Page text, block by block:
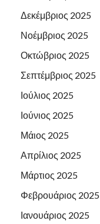
Δεκέμβριος 2025
Νοέμβριος 2025
Οκτώβριος 2025
Σεπτέμβριος 2025
Ιούλιος 2025
Ιούνιος 2025
Μάιος 2025
Απρίλιος 2025
Μάρτιος 2025
Φεβρουάριος 2025
Ιανουάριος 2025